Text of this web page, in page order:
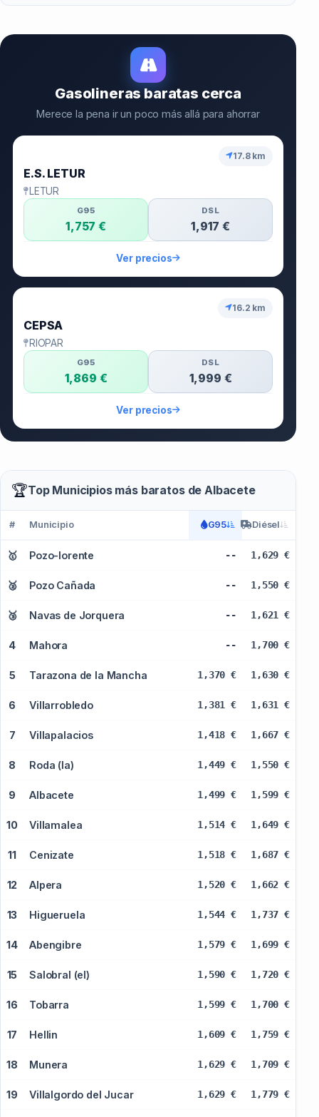
Gasolineras baratas cerca
Merece la pena ir un poco más allá para ahorrar
17.8 km
E.S. LETUR
LETUR
G95
1,757 €
DSL
1,917 €
Ver precios
16.2 km
CEPSA
RIOPAR
G95
1,869 €
DSL
1,999 €
Ver precios
🏆Top Municipios más baratos de Albacete
# Municipio G95 Diésel
🥇 Pozo-lorente -- 1,629 €
🥈 Pozo Cañada -- 1,550 €
🥉 Navas de Jorquera -- 1,621 €
4 Mahora -- 1,700 €
5 Tarazona de la Mancha 1,370 € 1,630 €
6 Villarrobledo 1,381 € 1,631 €
7 Villapalacios 1,418 € 1,667 €
8 Roda (la) 1,449 € 1,550 €
9 Albacete 1,499 € 1,599 €
10 Villamalea 1,514 € 1,649 €
11 Cenizate 1,518 € 1,687 €
12 Alpera 1,520 € 1,662 €
13 Higueruela 1,544 € 1,737 €
14 Abengibre 1,579 € 1,699 €
15 Salobral (el) 1,590 € 1,720 €
16 Tobarra 1,599 € 1,700 €
17 Hellin 1,609 € 1,759 €
18 Munera 1,629 € 1,709 €
19 Villalgordo del Jucar 1,629 € 1,779 €